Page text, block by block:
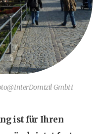
GmbH
ist für Ihren